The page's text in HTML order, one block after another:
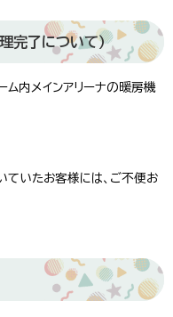
完了について）
ム内メインアリーナの暖房機
いたお客様には、ご不便お